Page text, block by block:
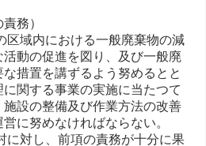
務）
域内における一般廃棄物の減
動の促進を図り、及び一般廃
措置を講ずるよう努めるとと
関する事業の実施に当たつて
設の整備及び作業方法の改善
に努めなければならない。
対し、前項の責務が十分に果